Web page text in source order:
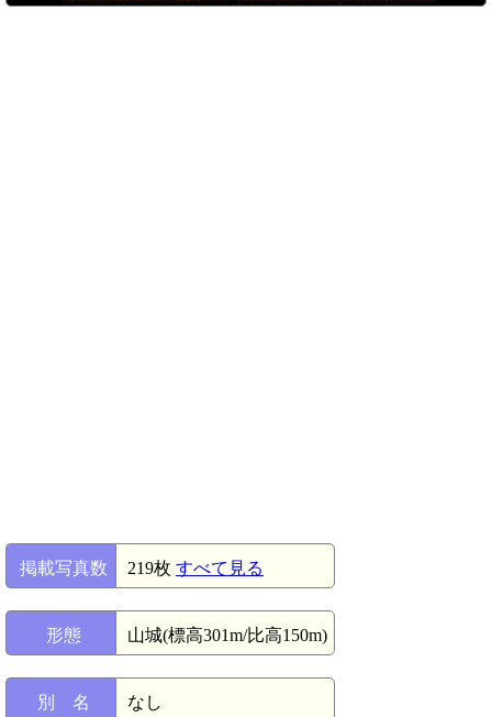
掲載写真数 219枚 すべて見る
形態 山城(標高301m/比高150m)
別 名 なし